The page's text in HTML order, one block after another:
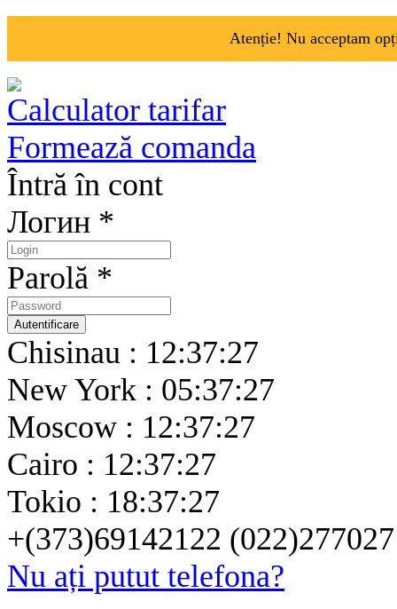
Atenție! Nu acceptam
Calculator tarifar
Formează comanda
Întră în cont
Логин *
Parolă *
Chisinau : 12:37:27
New York : 05:37:27
Moscow : 12:37:27
Cairo : 12:37:27
Tokio : 18:37:27
+(373)69142122 (022)277027
Nu ați putut telefona?